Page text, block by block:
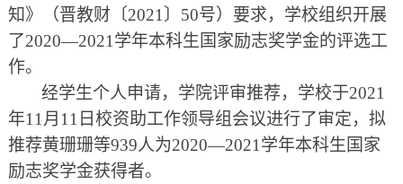
知》（晋教财〔2021〕50号）要求，学校组织开展
了2020—2021学年本科生国家励志奖学金的评选工
作。
经学生个人申请，学院评审推荐，学校于2021
年11月11日校资助工作领导组会议进行了审定，拟
推荐黄珊珊等939人为2020—2021学年本科生国家
励志奖学金获得者。